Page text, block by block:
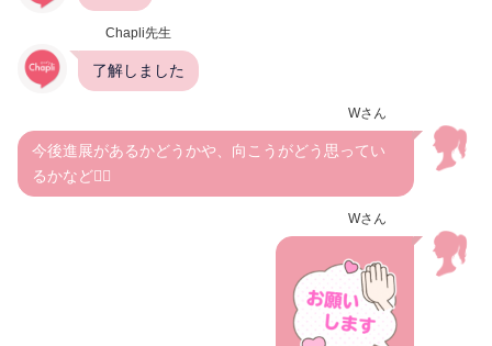
Chapli先生
了解しました
Wさん
今後進展があるかどうかや、向こうがどう思ってい
るかなど😮‍💨
Wさん